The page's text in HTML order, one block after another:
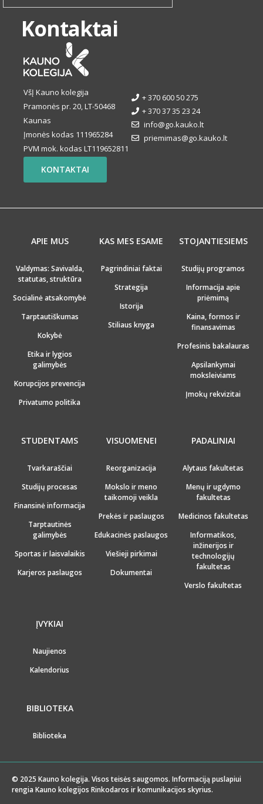
Kontaktai
VšĮ Kauno kolegija
Pramonės pr. 20, LT-50468
Kaunas
Įmonės kodas 111965284
PVM mok. kodas LT119652811
+ 370 600 50 275
+ 370 37 35 23 24
info@go.kauko.lt
priemimas@go.kauko.lt
KONTAKTAI
APIE MUS
Valdymas: Savivalda,
statutas, struktūra
Socialinė atsakomybė
Tarptautiškumas
Kokybė
Etika ir lygios
galimybės
Korupcijos prevencija
Privatumo politika
KAS MES ESAME
Pagrindiniai faktai
Strategija
Istorija
Stiliaus knyga
STOJANTIESIEMS
Studijų programos
Informacija apie
priėmimą
Kaina, formos ir
finansavimas
Profesinis bakalauras
Apsilankymai
moksleiviams
Įmokų rekvizitai
STUDENTAMS
Tvarkaraščiai
Studijų procesas
Finansinė informacija
Tarptautinės
galimybės
Sportas ir laisvalaikis
Karjeros paslaugos
VISUOMENEI
Reorganizacija
Mokslo ir meno
taikomoji veikla
Prekės ir paslaugos
Edukacinės paslaugos
Viešieji pirkimai
Dokumentai
PADALINIAI
Alytaus fakultetas
Menų ir ugdymo
fakultetas
Medicinos fakultetas
Informatikos,
inžinerijos ir
technologijų
fakultetas
Verslo fakultetas
ĮVYKIAI
Naujienos
Kalendorius
BIBLIOTEKA
Biblioteka
© 2025 Kauno kolegija. Visos teisės saugomos. Informaciją puslapiui
rengia Kauno kolegijos Rinkodaros ir komunikacijos skyrius.